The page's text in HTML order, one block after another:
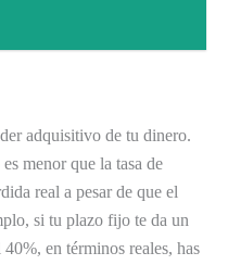
adquisitivo de tu dinero.
menor que la tasa de
real a pesar de que el
si tu plazo fijo te da un
en términos reales, has